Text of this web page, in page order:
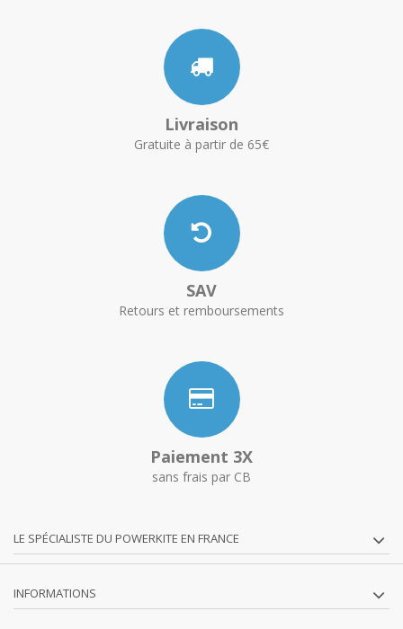
Livraison
Gratuite à partir de 65€
SAV
Retours et remboursements
Paiement 3X
sans frais par CB
LE SPÉCIALISTE DU POWERKITE EN FRANCE
INFORMATIONS